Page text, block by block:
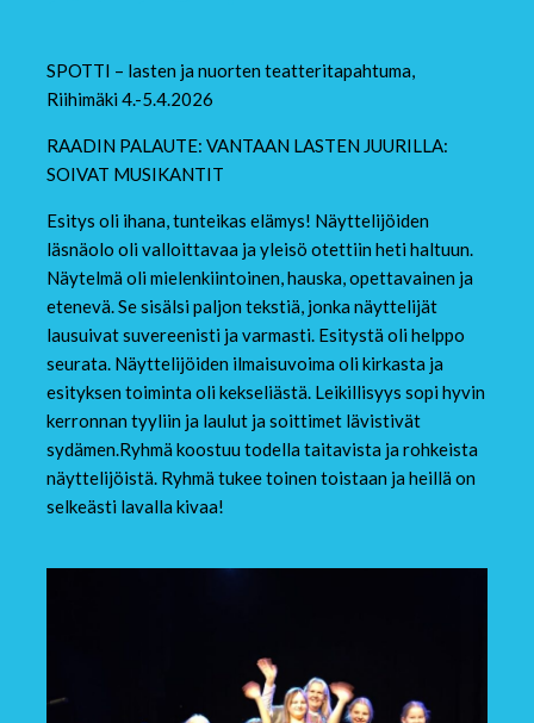
SPOTTI – lasten ja nuorten teatteritapahtuma,
Riihimäki 4.-5.4.2026
RAADIN PALAUTE: VANTAAN LASTEN JUURILLA:
SOIVAT MUSIKANTIT
Esitys oli ihana, tunteikas elämys! Näyttelijöiden
läsnäolo oli valloittavaa ja yleisö otettiin heti haltuun.
Näytelmä oli mielenkiintoinen, hauska, opettavainen ja
etenevä. Se sisälsi paljon tekstiä, jonka näyttelijät
lausuivat suvereenisti ja varmasti. Esitystä oli helppo
seurata. Näyttelijöiden ilmaisuvoima oli kirkasta ja
esityksen toiminta oli kekseliästä. Leikillisyys sopi hyvin
kerronnan tyyliin ja laulut ja soittimet lävistivät
sydämen.Ryhmä koostuu todella taitavista ja rohkeista
näyttelijöistä. Ryhmä tukee toinen toistaan ja heillä on
selkeästi lavalla kivaa!